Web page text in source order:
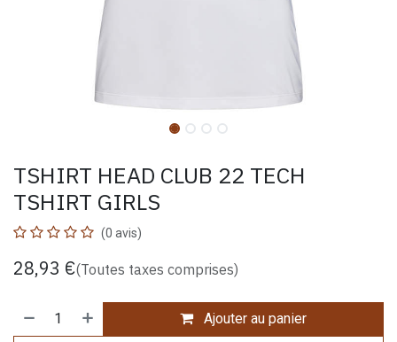
TSHIRT HEAD CLUB 22 TECH
TSHIRT GIRLS
(0 avis)
28,93 €(Toutes taxes comprises)
Ajouter au panier